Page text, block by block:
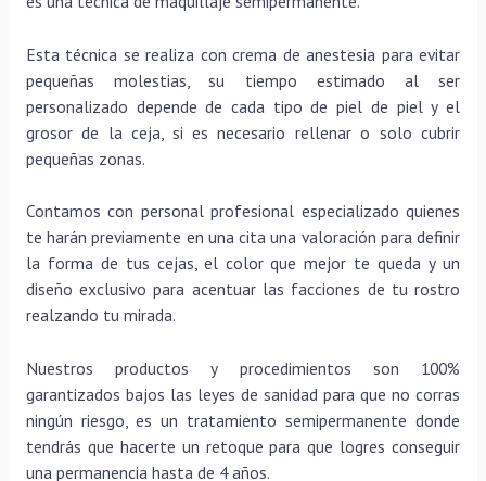
Esta técnica se realiza con crema de anestesia para evitar
pequeñas molestias, su tiempo estimado al ser
personalizado depende de cada tipo de piel de piel y el
grosor de la ceja, si es necesario rellenar o solo cubrir
pequeñas zonas.
Contamos con personal profesional especializado quienes
te harán previamente en una cita una valoración para definir
la forma de tus cejas, el color que mejor te queda y un
diseño exclusivo para acentuar las facciones de tu rostro
realzando tu mirada.
Nuestros productos y procedimientos son 100%
garantizados bajos las leyes de sanidad para que no corras
ningún riesgo, es un tratamiento semipermanente donde
tendrás que hacerte un retoque para que logres conseguir
una permanencia hasta de 4 años.